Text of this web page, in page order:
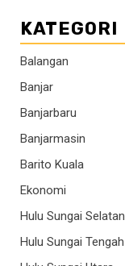
KATEGORI
Balangan
Banjar
Banjarbaru
Banjarmasin
Barito Kuala
Ekonomi
Hulu Sungai Selatan
Hulu Sungai Tengah